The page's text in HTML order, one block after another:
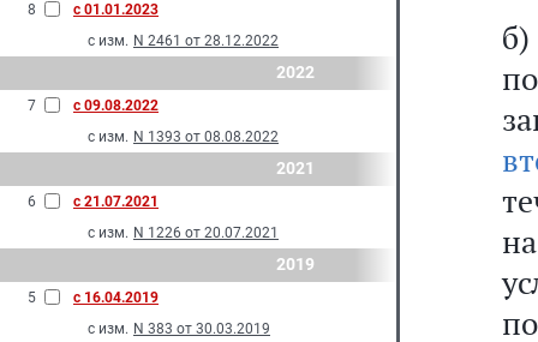
8
с 01.01.2023
с изм. N 2461 от 28.12.2022
2022
7
с 09.08.2022
с изм. N 1393 от 08.08.2022
2021
6
с 21.07.2021
с изм. N 1226 от 20.07.2021
2019
5
с 16.04.2019
с изм. N 383 от 30.03.2019